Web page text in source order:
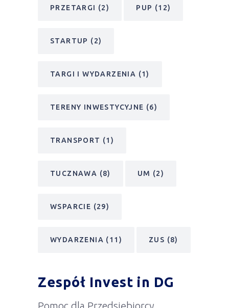
PRZETARGI (2) PUP (12)
STARTUP (2)
TARGI I WYDARZENIA (1)
TERENY INWESTYCYJNE (6)
TRANSPORT (1)
TUCZNAWA (8) UM (2)
WSPARCIE (29)
WYDARZENIA (11) ZUS (8)
Zespół Invest in DG